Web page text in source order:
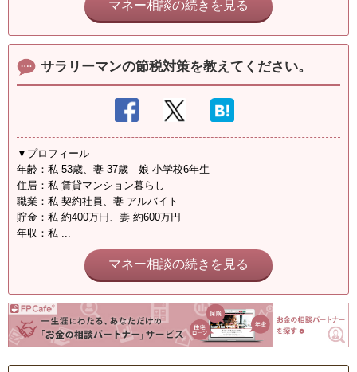
マネー相談の続きを見る
サラリーマンの節税対策を教えてください。
▼プロフィール
年齢：私 53歳、妻 37歳 娘 小学校6年生
住居：私 賃貸マンション暮らし
職業：私 契約社員、妻 アルバイト
貯金：私 約400万円、妻 約600万円
年収：私 ...
マネー相談の続きを見る